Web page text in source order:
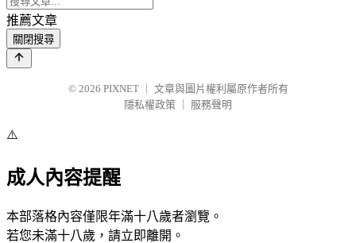
推薦文章
關閉搜尋
© 2026 PIXNET
文章與圖片權利屬原作者所有
隱私權政策
服務聲明
⚠️
成人內容提醒
本部落格內容僅限年滿十八歲者瀏覽。
若您未滿十八歲，請立即離開。